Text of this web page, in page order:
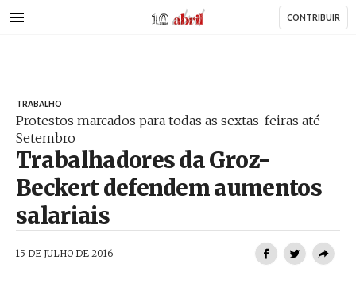
para
AbrilAbril CONTRIBUIR
TRABALHO
Protestos marcados para todas as sextas-feiras até
Setembro
Trabalhadores da Groz-
Beckert defendem aumentos
salariais
15 DE JULHO DE 2016